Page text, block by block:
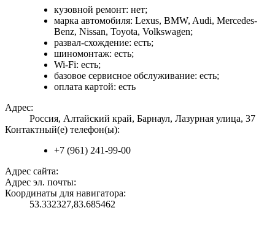
кузовной ремонт: нет;
марка автомобиля: Lexus, BMW, Audi, Mercedes-
Benz, Nissan, Toyota, Volkswagen;
развал-схождение: есть;
шиномонтаж: есть;
Wi-Fi: есть;
базовое сервисное обслуживание: есть;
оплата картой: есть
Адрес:
Россия, Алтайский край, Барнаул, Лазурная улица, 37
Контактный(е) телефон(ы):
+7 (961) 241-99-00
Адрес сайта:
Адрес эл. почты:
Координаты для навигатора:
53.332327,83.685462